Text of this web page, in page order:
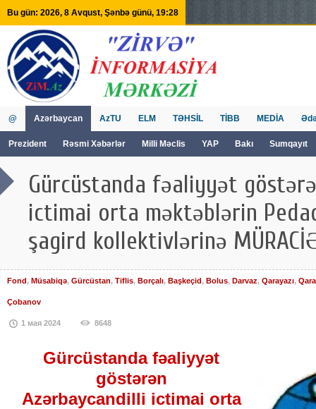
Bu gün: 2026, 8 Avqust, Şənbə günü, 19:28
@ Azərbaycan
Prezident Rəsmi Xəbərlər Milli Məclis YAP Bakı Sumqayıt
AzTU ELM TƏHSİL TİBB MEDİA
Gürcüstanda fəaliyyət
ictimai orta məktəblərin
şagird kollektivlərinə
Fond, Müsabiqə, Gürcüstan, Tiflis, Borçalı, Başkeçid, Bolus, Darvaz, Qarayazı,
Çobanov
1 мая 2024 8648
Gürcüstanda fəaliyyət
göstərən
Azərbaycandilli ictimai orta